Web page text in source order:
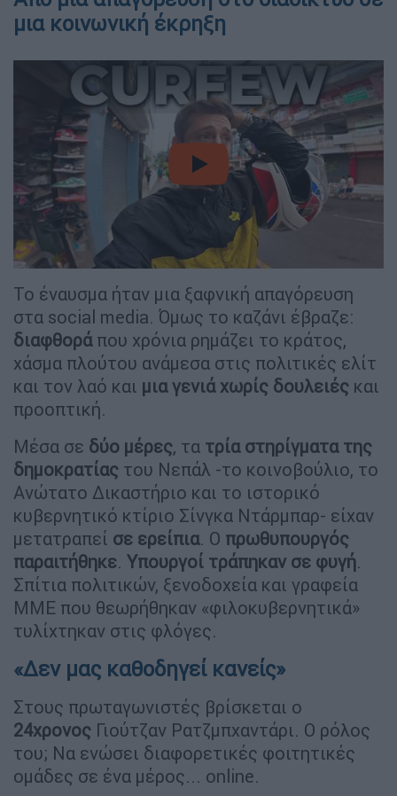
μια κοινωνική έκρηξη
video
Το έναυσμα ήταν μια ξαφνική απαγόρευση
στα social media. Όμως το καζάνι έβραζε:
διαφθοράπου χρόνια ρημάζει το κράτος,
χάσμα πλούτου ανάμεσα στις πολιτικές ελίτ
και τον λαό και μια γενιά χωρίς δουλειές και
προοπτική.
Μέσα σε δύο μέρες, τα τρία στηρίγματα της
δημοκρατίας του Νεπάλ -το κοινοβούλιο, το
Ανώτατο Δικαστήριο και το ιστορικό
κυβερνητικό κτίριο Σίνγκα Ντάρμπαρ- είχαν
μετατραπεί σε ερείπια. Ο πρωθυπουργός
παραιτήθηκε. Υπουργοί τράπηκαν σε φυγή.
Σπίτια πολιτικών, ξενοδοχεία και γραφεία
ΜΜΕ που θεωρήθηκαν «φιλοκυβερνητικά»
τυλίχτηκαν στις φλόγες.
«Δεν μας καθοδηγεί κανείς»
Στους πρωταγωνιστές βρίσκεται ο
24χρονος Γιούτζαν Ρατζμπχαντάρι. Ο ρόλος
του; Να ενώσει διαφορετικές φοιτητικές
ομάδες σε ένα μέρος... online.